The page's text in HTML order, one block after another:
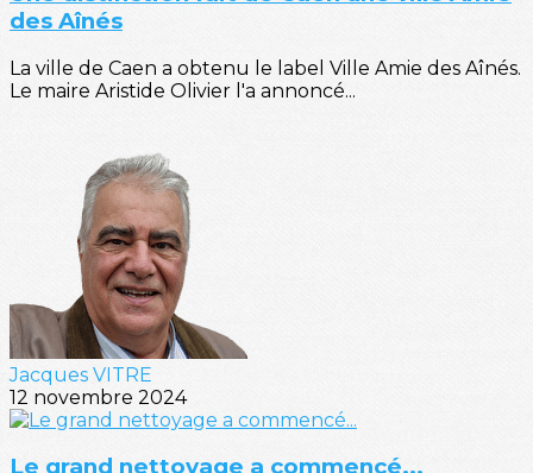
des Aînés
La ville de Caen a obtenu le label Ville Amie des Aînés.
Le maire Aristide Olivier l'a annoncé...
Jacques VITRE
12 novembre 2024
Le grand nettoyage a commencé...